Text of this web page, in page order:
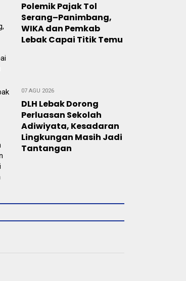
Polemik Pajak Tol
Serang–Panimbang,
WIKA dan Pemkab
Lebak Capai Titik Temu
07 AGU 2026
DLH Lebak Dorong
Perluasan Sekolah
Adiwiyata, Kesadaran
Lingkungan Masih Jadi
Tantangan